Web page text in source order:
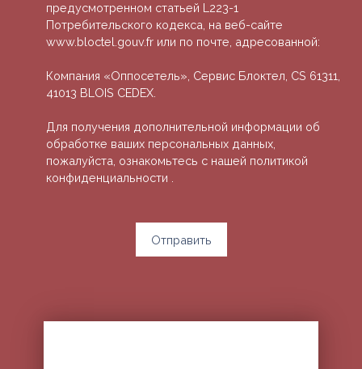
предусмотренном статьей L223-1
Потребительского кодекса, на веб-сайте
www.bloctel.gouv.fr или по почте, адресованной:
Компания «Оппосетель», Сервис Блоктел, CS 61311,
41013 BLOIS CEDEX.
Для получения дополнительной информации об
обработке ваших персональных данных,
пожалуйста, ознакомьтесь с нашей политикой
конфиденциальности .
Отправить